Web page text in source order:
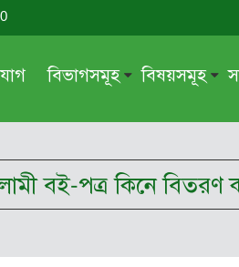
বিভাগসমূহ
দরসে কুরআন
বিষয়সমূহ
শিক্ষা ও সংস্কৃতি
বই-পত্র কিনে